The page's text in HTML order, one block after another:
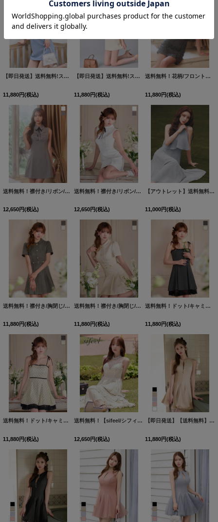
【即日発送】送料無料!スクエアネック/フロントジップ/ビジュー/Aライン/ワンピースミニドレス/キャバドレス【XS-XLサイズ/4カラー】[OF01]【SB】dzkgIA
11,880円(税込)
【即日発送】送料無料!スクエアネック/フロントジップ/ビジュー/Aライン/ワンピースミニドレス/キャバドレス【XS-XLサイズ/4カラー】[OF01]【SB】dzkgIA
11,880円(税込)
送料無料！花柄/フロントジップ/ノースリーブ/スーツ生地/ベルト/ラップスカート/Aライン/インナーパンツ/セットアップ/ミニドレス/キャバドレス【XS-Mサイズ/1カラー】[OF01]【SB】dzjvAG
11,880円(税込)
送料無料！襟付き/リボン/ノースリーブ/胸閉じ/スーツ生地/無地/Aライン/ミニドレス/キャバドレス【S-Mサイズ/2カラー】[OF03]【YN】dzwuIA【一部予約商品/8月下旬発送予定】
12,650円(税込)
送料無料！襟付き/リボン/ノースリーブ/胸閉じ/スーツ生地/無地/Aライン/ミニドレス/キャバドレス【S-Mサイズ/2カラー】[OF03]【YN】dzwuIA【一部予約商品/8月下旬発送予定】
12,650円(税込)
【アウトレット】送料無料!【sifeel/シフィール】キャミソール/アメスリ/ビジュー/フリル/シフォン/ロングドレス/キャバドレス【Sサイズ/2カラー】[OF08] 【SB】dzwuLD
11,000円(税込)
送料無料！襟付き/胸閉じ/ボタン/半袖/プリーツスカート/ミニドレス/キャバドレス【XS-Lサイズ/2カラー】[OF01]【SB】IA
11,880円(税込)
送料無料！襟付き/胸閉じ/ボタン/半袖/プリーツスカート/ミニドレス/キャバドレス【XS-Lサイズ/2カラー】[OF01]【SB】IA
11,880円(税込)
送料無料！ドット/キャミソール/リボン/刺繍レース/フレアスカート/ミニドレス/キャバドレス【S-Mサイズ/2カラー】[OF03]【YN】dzwulA
11,880円(税込)
送料無料！ドット/キャミソール/リボン/刺繍レース/フレアスカート/ミニドレス/キャバドレス【S-Mサイズ/2カラー】[OF03]【YN】dzwulA
11,880円(税込)
送料無料！【sifeel/シフィール】ドット/シアー/ビジュー/ノースリーブ/アメスリ/ティアード/フレア/ワンピース/ロングドレス/キャバドレス【XS-Lサイズ/1カラー】[OF01]【SB】dzwLD【一部予約商品/8月下旬発送予定】
12,650円(税込)
【即日発送】【送料無料】新色登場！フロントジップ/ノースリーブ/フレア/Aライン/ドッキング/チュール/ストレッチ/無地/ミニドレス/キャバドレス【XS-Lサイズ/5カラー】[OF03]【YN】dzquBF
11,880円(税込)